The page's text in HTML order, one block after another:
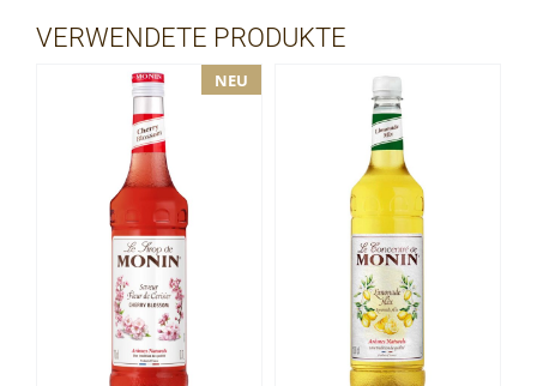
VERWENDETE PRODUKTE
NEU